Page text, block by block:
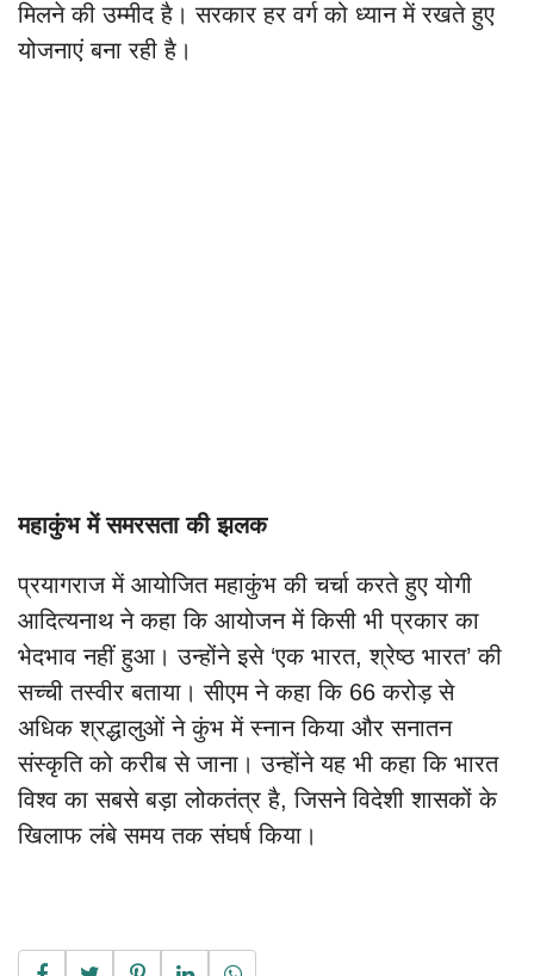
मिलने की उम्मीद है। सरकार हर वर्ग को ध्यान में रखते हुए
योजनाएं बना रही है।
महाकुंभ में समरसता की झलक
प्रयागराज में आयोजित महाकुंभ की चर्चा करते हुए योगी
आदित्यनाथ ने कहा कि आयोजन में किसी भी प्रकार का
भेदभाव नहीं हुआ। उन्होंने इसे ‘एक भारत, श्रेष्ठ भारत’ की
सच्ची तस्वीर बताया। सीएम ने कहा कि 66 करोड़ से
अधिक श्रद्धालुओं ने कुंभ में स्नान किया और सनातन
संस्कृति को करीब से जाना। उन्होंने यह भी कहा कि भारत
विश्व का सबसे बड़ा लोकतंत्र है, जिसने विदेशी शासकों के
खिलाफ लंबे समय तक संघर्ष किया।